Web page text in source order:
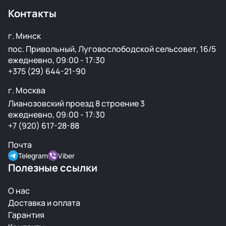
Контакты
г. Минск
пос. Привольный, Луговослободской сельсовет, 16/5
ежедневно, 09:00 - 17:30
+375 (29) 644-21-90
г. Москва
Лианозовский проезд 8 строение 3
ежедневно, 09:00 - 17:30
+7 (920) 617-28-88
Почта
Telegram Viber
Полезные ссылки
О нас
Доставка и оплата
Гарантия